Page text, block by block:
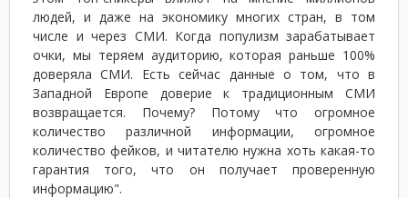
людей, и даже на экономику многих стран, в том
числе и через СМИ. Когда популизм зарабатывает
очки, мы теряем аудиторию, которая раньше 100%
доверяла СМИ. Есть сейчас данные о том, что в
Западной Европе доверие к традиционным СМИ
возвращается. Почему? Потому что огромное
количество различной информации, огромное
количество фейков, и читателю нужна хоть какая-то
гарантия того, что он получает проверенную
информацию".